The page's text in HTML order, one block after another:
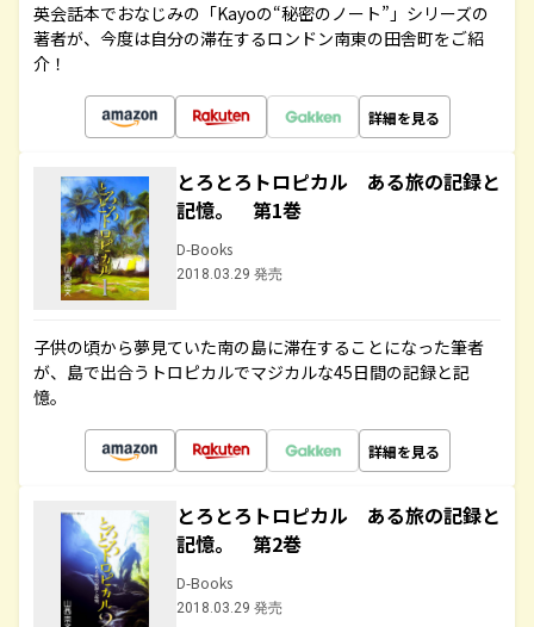
英会話本でおなじみの「Kayoの“秘密のノート”」シリーズの
著者が、今度は自分の滞在するロンドン南東の田舎町をご紹
介！
詳細を見る
とろとろトロピカル ある旅の記録と
記憶。 第1巻
D-Books
2018.03.29 発売
子供の頃から夢見ていた南の島に滞在することになった筆者
が、島で出合うトロピカルでマジカルな45日間の記録と記
憶。
詳細を見る
とろとろトロピカル ある旅の記録と
記憶。 第2巻
D-Books
2018.03.29 発売